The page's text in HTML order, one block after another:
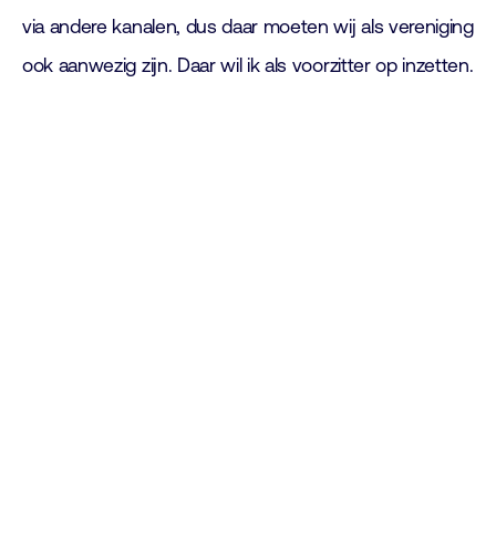
via andere kanalen, dus daar moeten wij als vereniging
ook aanwezig zijn. Daar wil ik als voorzitter op inzetten.